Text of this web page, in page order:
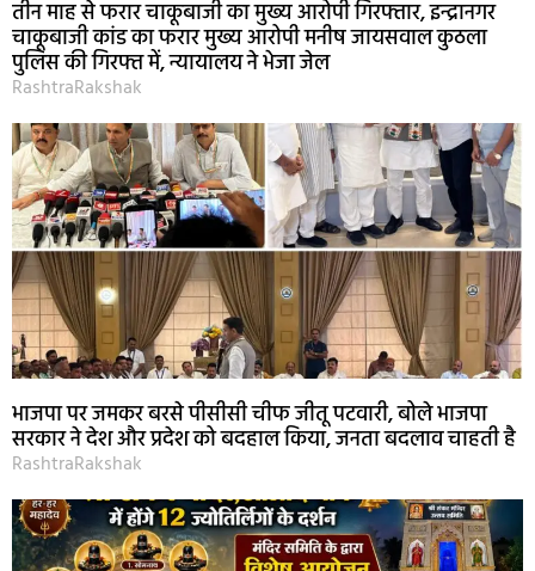
तीन माह से फरार चाकूबाजी का मुख्य आरोपी गिरफ्तार, इन्द्रानगर
चाकूबाजी कांड का फरार मुख्य आरोपी मनीष जायसवाल कुठला
पुलिस की गिरफ्त में, न्यायालय ने भेजा जेल
RashtraRakshak
भाजपा पर जमकर बरसे पीसीसी चीफ जीतू पटवारी, बोले भाजपा
सरकार ने देश और प्रदेश को बदहाल किया, जनता बदलाव चाहती है
RashtraRakshak